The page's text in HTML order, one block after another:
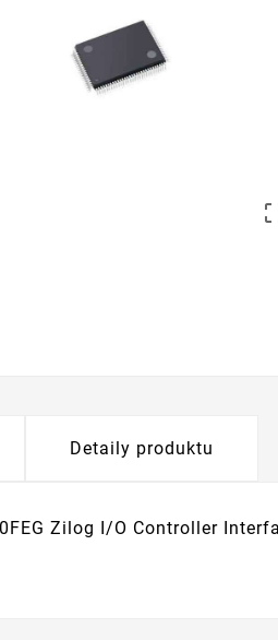
Detaily produktu
Zilog I/O Controller